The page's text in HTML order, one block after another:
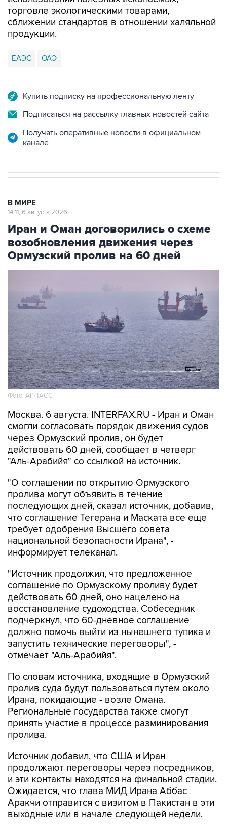
торговле экологическими товарами,
сближении стандартов в отношении халяльной
продукции.
ЕАЭС ОАЭ
Купить подписку на профессиональную ленту
Подписаться на рассылку главных новостей сайта
Получать оперативные новости в официальном
канале
В МИРЕ
14:11, 6 августа 2026
Иран и Оман договорились о схеме
возобновления движения через
Ормузский пролив на 60 дней
Фото: AP/ТАСС
Москва. 6 августа. INTERFAX.RU - Иран и Оман
смогли согласовать порядок движения судов
через Ормузский пролив, он будет
действовать 60 дней, сообщает в четверг
"Аль-Арабийя" со ссылкой на источник.
"О соглашении по открытию Ормузского
пролива могут объявить в течение
последующих дней, сказал источник, добавив,
что соглашение Тегерана и Маската все еще
требует одобрения Высшего совета
национальной безопасности Ирана", -
информирует телеканал.
"Источник продолжил, что предложенное
соглашение по Ормузскому проливу будет
действовать 60 дней, оно нацелено на
восстановление судоходства. Собеседник
подчеркнул, что 60-дневное соглашение
должно помочь выйти из нынешнего тупика и
запустить технические переговоры", -
отмечает "Аль-Арабийя".
По словам источника, входящие в Ормузский
пролив суда будут пользоваться путем около
Ирана, покидающие - возле Омана.
Региональные государства также смогут
принять участие в процессе разминирования
пролива.
Источник добавил, что США и Иран
продолжают переговоры через посредников,
и эти контакты находятся на финальной стадии.
Ожидается, что глава МИД Ирана Аббас
Аракчи отправится с визитом в Пакистан в эти
выходные или в начале следующей недели.